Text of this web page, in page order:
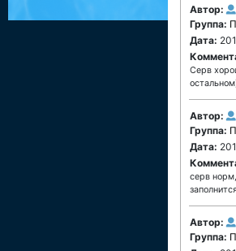
Автор:
Группа:
Дата:
Серв
Автор:
Группа:
Дата:
серв
Автор:
Группа: